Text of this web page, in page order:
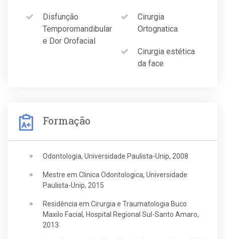
Disfunção
Temporomandibular
e Dor Orofacial
Cirurgia
Ortognatica
Cirurgia estética
da face
Formação
Odontologia, Universidade Paulista-Unip, 2008
Mestre em Clinica Odontologica, Universidade
Paulista-Unip, 2015
Residência em Cirurgia e Traumatologia Buco
Maxilo Facial, Hospital Regional Sul-Santo Amaro,
2013